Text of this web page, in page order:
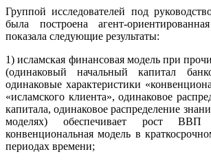
Группой исследователей под
была построена агент-
показала следующие результаты:
1) исламская финансовая модель при
(одинаковый начальный капитал
одинаковые характеристики
«исламского клиента», одинаковое
капитала, одинаковое распределение
моделях) обеспечивает рост ВВП
конвенциональная модель в
периодах времени;